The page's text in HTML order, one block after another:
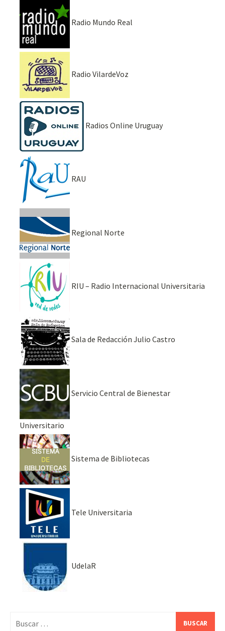
Radio Mundo Real
Radio VilardeVoz
Radios Online Uruguay
RAU
Regional Norte
RIU – Radio Internacional Universitaria
Sala de Redacción Julio Castro
Servicio Central de Bienestar
Universitario
Sistema de Bibliotecas
Tele Universitaria
UdelaR